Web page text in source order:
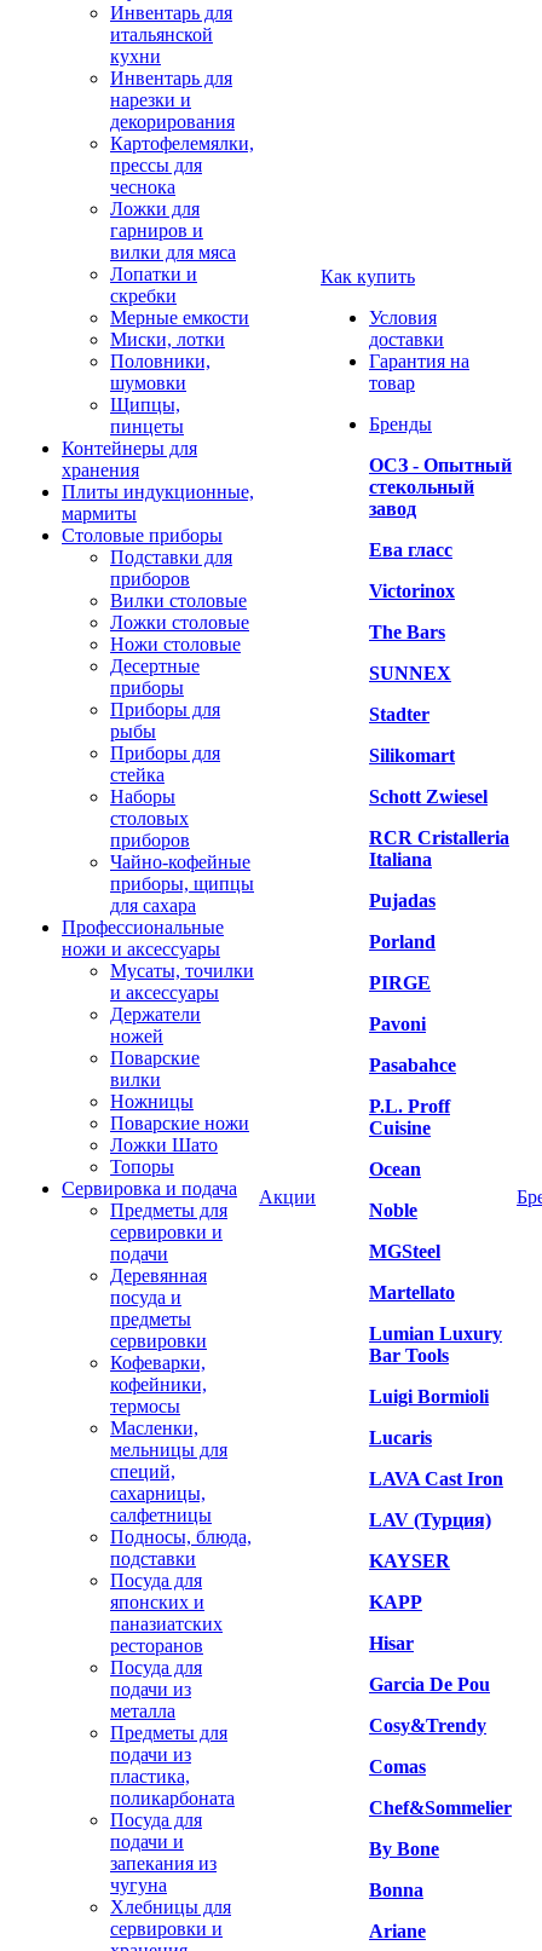
Инвентарь для
итальянской
кухни
Инвентарь для
нарезки и
декорирования
Картофелемялки,
прессы для
чеснока
Ложки для
гарниров и
вилки для мяса
Лопатки и
скребки
Мерные емкости
Миски, лотки
Половники,
шумовки
Щипцы,
пинцеты
Контейнеры для
хранения
Плиты индукционные,
мармиты
Столовые приборы
Подставки для
приборов
Вилки столовые
Ложки столовые
Ножи столовые
Десертные
приборы
Приборы для
рыбы
Приборы для
стейка
Наборы
столовых
приборов
Чайно-кофейные
приборы, щипцы
для сахара
Профессиональные
ножи и аксессуары
Мусаты, точилки
и аксессуары
Держатели
ножей
Поварские
вилки
Ножницы
Поварские ножи
Ложки Шато
Топоры
Сервировка и подача
Предметы для
сервировки и
подачи
Деревянная
посуда и
предметы
сервировки
Кофеварки,
кофейники,
термосы
Масленки,
мельницы для
специй,
сахарницы,
салфетницы
Подносы, блюда,
подставки
Посуда для
японских и
паназиатских
ресторанов
Посуда для
подачи из
металла
Предметы для
подачи из
пластика,
поликарбоната
Посуда для
подачи и
запекания из
чугуна
Хлебницы для
сервировки и
Акции
Как купить
Условия
доставки
Гарантия на
товар
Бренды
ОСЗ - Опытный
стекольный
завод
Ева гласс
Victorinox
The Bars
SUNNEX
Stadter
Silikomart
Schott Zwiesel
RCR Cristalleria
Italiana
Pujadas
Porland
PIRGE
Pavoni
Pasabahce
P.L. Proff
Cuisine
Ocean
Noble
MGSteel
Martellato
Lumian Luxury
Bar Tools
Luigi Bormioli
Lucaris
LAVA Cast Iron
LAV (Турция)
KAYSER
KAPP
Hisar
Garcia De Pou
Cosy&Trendy
Comas
Chef&Sommelier
By Bone
Bonna
Ariane